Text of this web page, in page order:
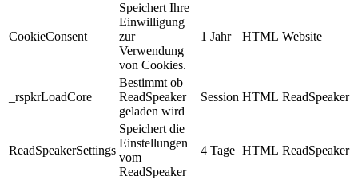
CookieConsent
Speichert Ihre
Einwilligung
zur
Verwendung
von Cookies.
1 Jahr HTML Website
_rspkrLoadCore
Bestimmt ob
ReadSpeaker
geladen wird
Session HTML ReadSpeaker
ReadSpeakerSettings
Speichert die
Einstellungen
vom
ReadSpeaker
4 Tage HTML ReadSpeaker